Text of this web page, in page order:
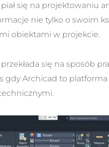
się na projektowaniu
nie tylko o swoim
obiektami w projekcie.
się na sposób
gdy Archicad to